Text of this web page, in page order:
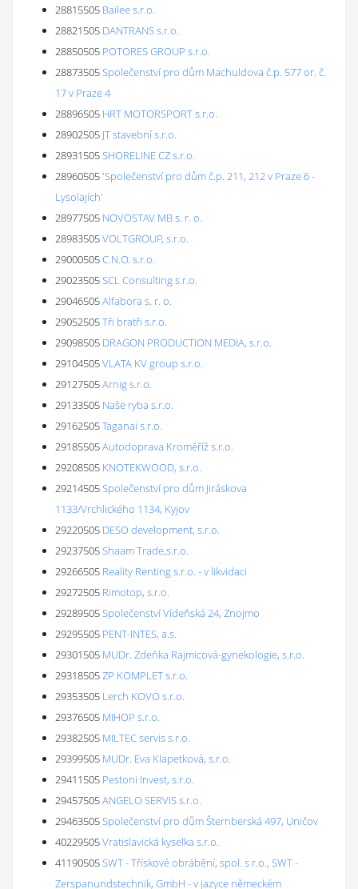
28815505 Bailee s.r.o.
28821505 DANTRANS s.r.o.
28850505 POTORES GROUP s.r.o.
28873505Společenství pro dům Machuldova č.p. 577 or. č.
17 v Praze 4
28896505 HRT MOTORSPORT s.r.o.
28902505 JT stavební s.r.o.
28931505SHORELINE CZ s.r.o.
28960505'Společenství pro dům č.p. 211, 212 v Praze 6 -
Lysolajích'
28977505 NOVOSTAV MB s. r. o.
28983505VOLTGROUP, s.r.o.
29000505C.N.O. s.r.o.
29023505SCL Consulting s.r.o.
29046505Alfabora s. r. o.
29052505Tři bratři s.r.o.
29098505 DRAGON PRODUCTION MEDIA, s.r.o.
29104505VLATA KV group s.r.o.
29127505Arnig s.r.o.
29133505 Naše ryba s.r.o.
29162505Taganai s.r.o.
29185505Autodoprava Kroměříž s.r.o.
29208505 KNOTEKWOOD, s.r.o.
29214505Společenství pro dům Jiráskova
1133/Vrchlického 1134, Kyjov
29220505 DESO development, s.r.o.
29237505Shaam Trade,s.r.o.
29266505 Reality Renting s.r.o. - v likvidaci
29272505 Rimotop, s.r.o.
29289505Společenství Vídeňská 24, Znojmo
29295505 PENT-INTES, a.s.
29301505 MUDr. Zdeňka Rajmicová-gynekologie, s.r.o.
29318505ZP KOMPLET s.r.o.
29353505 Lerch KOVO s.r.o.
29376505 MIHOP s.r.o.
29382505 MILTEC servis s.r.o.
29399505 MUDr. Eva Klapetková, s.r.o.
29411505 Pestoni Invest, s.r.o.
29457505ANGELO SERVIS s.r.o.
29463505Společenství pro dům Šternberská 497, Uničov
40229505Vratislavická kyselka s.r.o.
41190505SWT - Třískové obrábění, spol. s r.o., SWT -
Zerspanundstechnik, GmbH - v jazyce německém